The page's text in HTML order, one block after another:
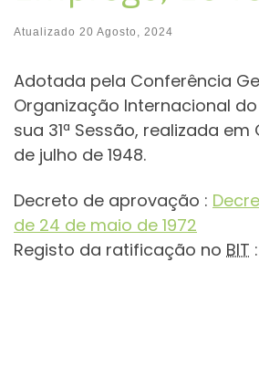
Atualizado 20 Agosto, 2024
Adotada pela Conferência
Organização Internacional
sua 31ª Sessão, realizada em
de julho de 1948.
Decreto de aprovação :
de 24 de maio de 1972
Registo da ratificação no BIT